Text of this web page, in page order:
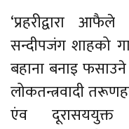
‘प्रहरीद्वारा
सन्दीपजंग शाहको
बहाना बनाइ
लोकतन्त्रवादी
एंव दूरासययुक्त